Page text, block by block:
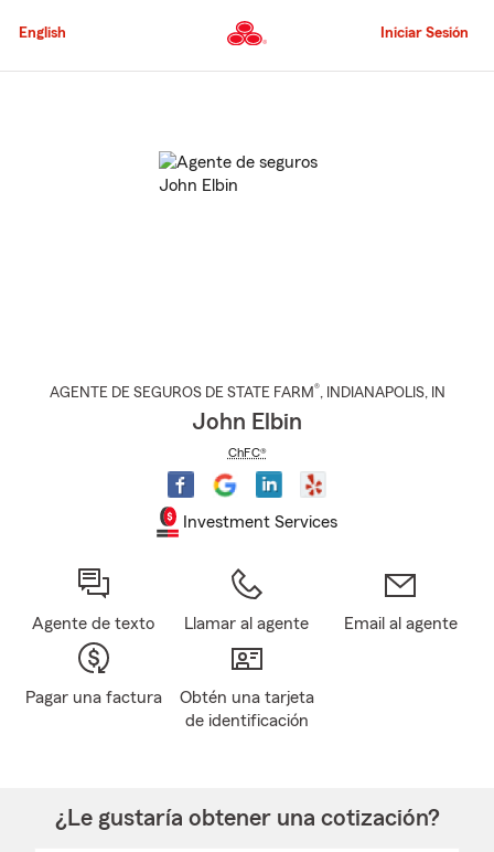
al
principal
English Iniciar Sesión
AGENTE DE SEGUROS DE STATE FARM®, INDIANAPOLIS, IN
John Elbin
ChFC®
Investment Services
Agente de texto Llamar al agente Email al agente
Pagar una factura
Obtén una tarjeta
de identificación
¿Le gustaría obtener una cotización?